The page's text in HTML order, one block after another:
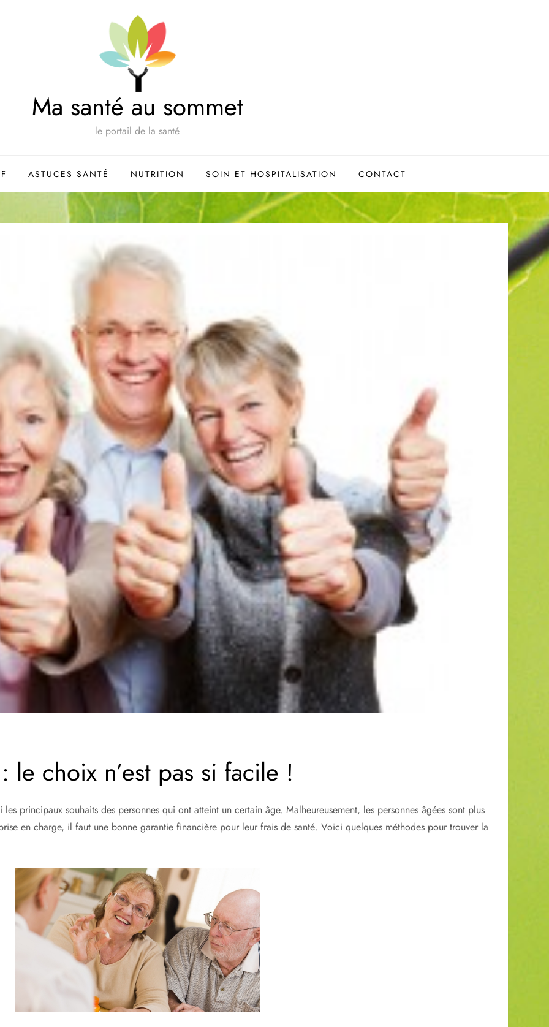
Ma santé au sommet
le portail de la santé
ASTUCES SANTÉ NUTRITION SOIN ET HOSPITALISATION CONTACT
choix n’est pas si facile !
principaux souhaits des personnes qui ont atteint un certain âge. Malheureusement, les personnes âgées sont plus
en charge, il faut une bonne garantie financière pour leur frais de santé. Voici quelques méthodes pour trouver la